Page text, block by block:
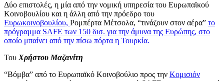
Δύο επιστολές, η μία από την νομική υπηρεσία του Ευρωπαϊκού
Κοινοβουλίου και η άλλη από την πρόεδρο του
Ευρωκοινοβουλίου, Ρομπέρτα Μέτσολα, “τινάζουν στον αέρα” το
πρόγραμμα SAFE των 150 δισ. για την άμυνα της Ευρώπης, στο
οποίο μπαίνει από την πίσω πόρτα η Τουρκία.
Του Χρήστου Μαζανίτη
“Βόμβα” από το Ευρωπαϊκό Κοινοβούλιο προς την Κομισιόν